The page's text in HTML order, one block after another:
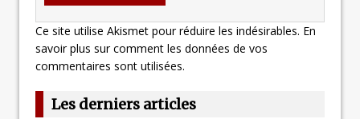
Ce site utilise Akismet pour réduire les indésirables. En
savoir plus sur comment les données de vos
commentaires sont utilisées.
Les derniers articles